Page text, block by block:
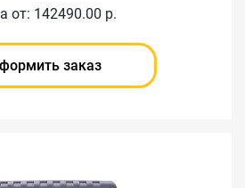
от: 142490.00 р.
заказ